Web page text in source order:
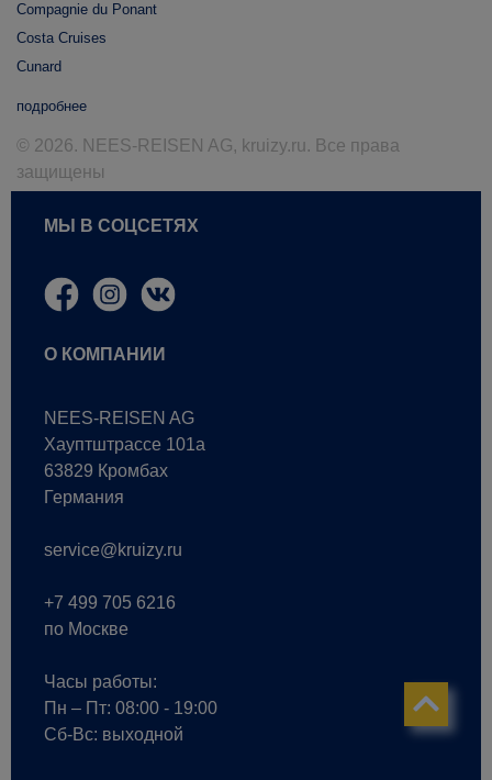
Compagnie du Ponant
Costa Cruises
Cunard
подробнее
© 2026. NEES-REISEN AG, kruizy.ru. Все права
защищены
МЫ В СОЦСЕТЯХ
О КОМПАНИИ
NEES-REISEN AG
Хауптштрассе 101a
63829 Кромбах
Германия
service@kruizy.ru
+7 499 705 6216
по Москве
Часы работы:
Пн – Пт: 08:00 - 19:00
Сб-Вс: выходной